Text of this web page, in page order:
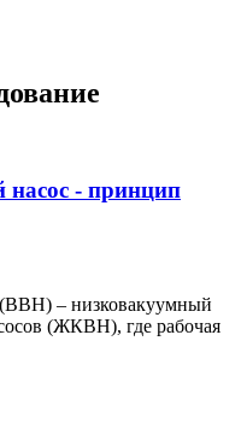
насос - принцип
– низковакуумный
(ЖКВН), где рабочая